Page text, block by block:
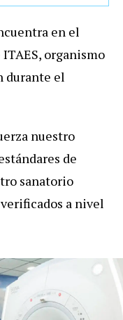
en el
organismo
durante el
nuestro
de
sanatorio
a nivel